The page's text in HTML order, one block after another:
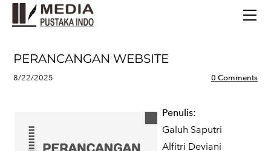
PERANCANGAN WEBSITE
8/22/2025 0 Comments
Penulis:
Galuh Saputri
Alfitri Deviani